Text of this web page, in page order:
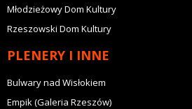
Młodzieżowy Dom Kultury
Rzeszowski Dom Kultury
PLENERY I INNE
Bulwary nad Wisłokiem
Empik (Galeria Rzeszów)